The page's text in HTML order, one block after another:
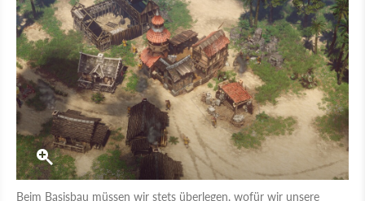
Beim Basisbau müssen wir stets überlegen, wofür wir unsere